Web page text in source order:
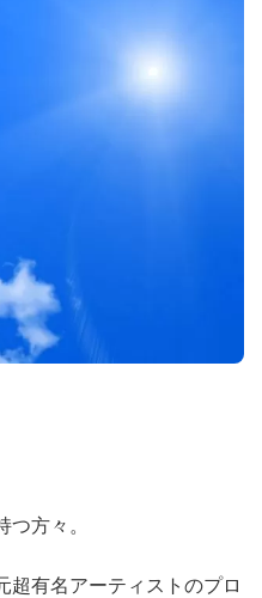
方々。
超有名アーティストのプロ